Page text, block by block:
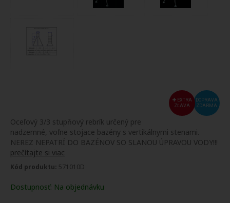
DOPRAVA
ZDARMA
EXTRA
ZĽAVA
Oceľový 3/3 stupňový rebrík určený pre
nadzemné, voľne stojace bazény s vertikálnymi stenami.
NEREZ NEPATRÍ DO BAZÉNOV SO SLANOU ÚPRAVOU VODY!!!
prečítajte si viac
Kód produktu: 571010D
Dostupnosť: Na objednávku